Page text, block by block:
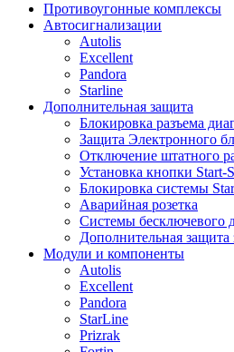
Противоугонные комплексы
Автосигнализации
Autolis
Excellent
Pandora
Starline
Дополнительная защита
Блокировка разъема
Защита Электронного
Отключение штатного
Установка кнопки Start-
Блокировка системы
Аварийная розетка
Системы бесключевого
Дополнительная защита
Модули и компоненты
Autolis
Excellent
Pandora
StarLine
Prizrak